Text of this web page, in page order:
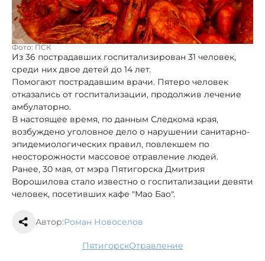
Фото: ПСК
Из 36 пострадавших госпитализирован 31 человек,
среди них двое детей до 14 лет.
Помогают пострадавшим врачи. Пятеро человек
отказались от госпитализации, продолжив лечение
амбулаторно.
В настоящее время, по данным Следкома края,
возбуждено уголовное дело о нарушении санитарно-
эпидемиологических правил, повлекшем по
неосторожности массовое отравление людей.
Ранее, 30 мая, от мэра Пятигорска Дмитрия
Ворошилова стало известно о госпитализации девяти
человек, посетивших кафе "Мао Бао".
Автор:Роман Новоселов
Пятигорск отравление